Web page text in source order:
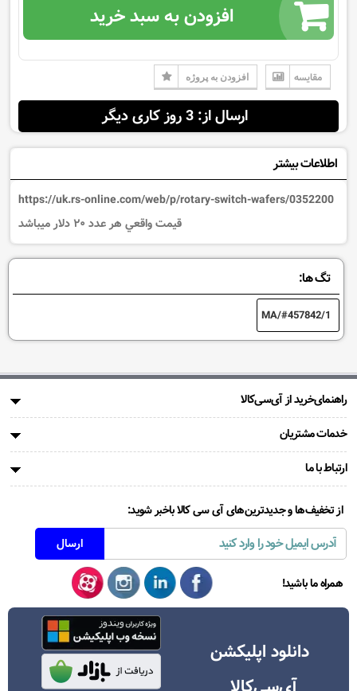
افزودن به سبد خرید
مقایسه افزودن به پروژه
ارسال از: 3 روز کاری دیگر
اطلاعات بیشتر
https://uk.rs-online.com/web/p/rotary-switch-wafers/0352200
قيمت واقعي هر عدد ٢٠ دلار ميباشد
تگ ها:
457842/1/MA
راهنمای‌خرید از آی‌سی‌کالا
خدمات مشتریان
ارتباط با ما
از تخفیف‌ها و جدیدترین‌های آی سی کالا باخبر شوید:
همراه ما باشید!
دانلود اپلیکشن